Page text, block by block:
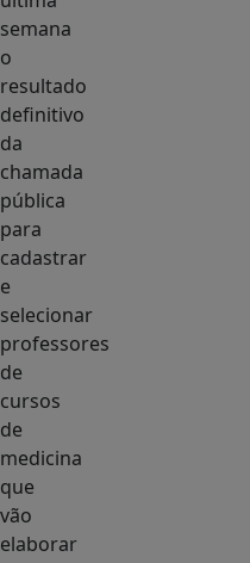
semana
o
resultado
definitivo
da
chamada
pública
para
cadastrar
e
selecionar
professores
de
cursos
de
medicina
que
vão
elaborar